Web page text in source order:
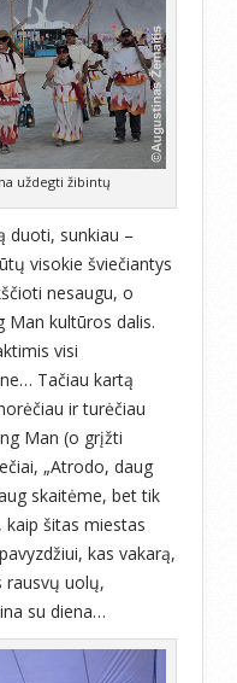
uždegti žibintų
duoti, sunkiau –
visokie šviečiantys
nesaugu, o
Man kultūros dalis.
visi
Tačiau kartą
ir turėčiau
Man (o grįžti
„Atrodo, daug
skaitėme, bet tik
šitas miestas
kas vakarą,
rausvų uolų,
su diena…